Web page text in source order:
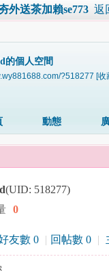
外送茶加賴se773 返
的個人空間
?518277 [收
動態
(UID: 518277)
0
友數 0 | 回帖數 0 |